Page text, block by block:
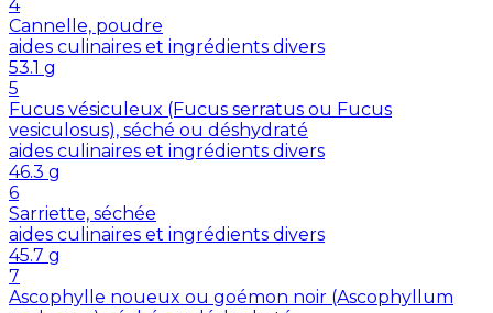
4
Cannelle, poudre
aides culinaires et ingrédients divers
53.1 g
5
Fucus vésiculeux (Fucus serratus ou Fucus
vesiculosus), séché ou déshydraté
aides culinaires et ingrédients divers
46.3 g
6
Sarriette, séchée
aides culinaires et ingrédients divers
45.7 g
7
Ascophylle noueux ou goémon noir (Ascophyllum